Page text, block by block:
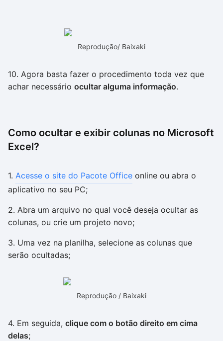
Reprodução/ Baixaki
10. Agora basta fazer o procedimento toda vez que
achar necessário ocultar alguma informação.
Como ocultar e exibir colunas no Microsoft
Excel?
1. Acesse o site do Pacote Office online ou abra o
aplicativo no seu PC;
2. Abra um arquivo no qual você deseja ocultar as
colunas, ou crie um projeto novo;
3. Uma vez na planilha, selecione as colunas que
serão ocultadas;
Reprodução / Baixaki
4. Em seguida, clique com o botão direito em cima
delas;